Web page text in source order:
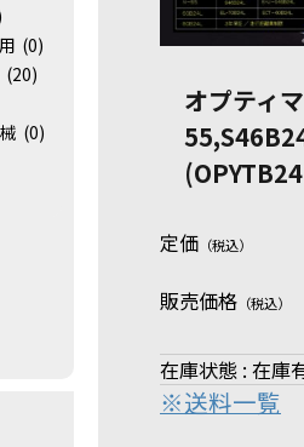
オプティ
定価 （税込）
販売価格 （税込）
在庫状態 : 在庫
※送料一覧
(0)
(20)
(0)